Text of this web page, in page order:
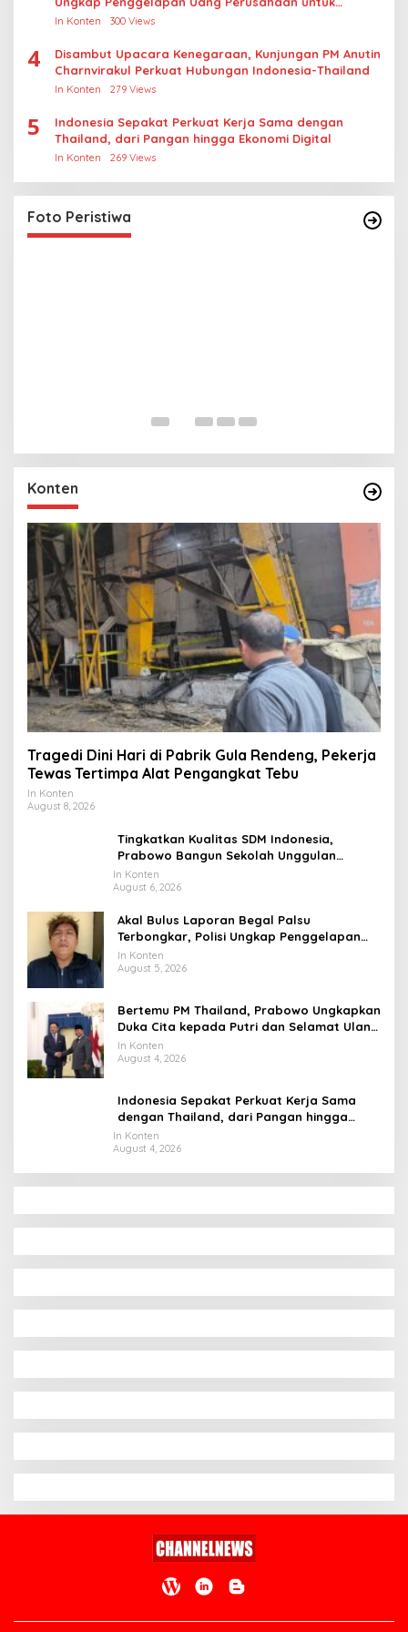
Crypto
In Konten 300 Views
4
Disambut Upacara Kenegaraan, Kunjungan PM Anutin
Charnvirakul Perkuat Hubungan Indonesia-Thailand
In Konten 279 Views
5
Indonesia Sepakat Perkuat Kerja Sama dengan
Thailand, dari Pangan hingga Ekonomi Digital
In Konten 269 Views
Foto Peristiwa
Penembakan Senjata Khusus TNI
In Foto Peristiwa |
Konten
Tragedi Dini Hari di Pabrik Gula Rendeng, Pekerja
Tewas Tertimpa Alat Pengangkat Tebu
In Konten
August 8, 2026
Tingkatkan Kualitas SDM Indonesia,
Prabowo Bangun Sekolah Unggulan
hingga Undang Universitas Terbaik Dunia
In Konten
August 6, 2026
Akal Bulus Laporan Begal Palsu
Terbongkar, Polisi Ungkap Penggelapan
Uang Perusahaan untuk Crypto
In Konten
August 5, 2026
Bertemu PM Thailand, Prabowo Ungkapkan
Duka Cita kepada Putri dan Selamat Ulang
Tahun ke Raja Thailand
In Konten
August 4, 2026
Indonesia Sepakat Perkuat Kerja Sama
dengan Thailand, dari Pangan hingga
Ekonomi Digital
In Konten
August 4, 2026